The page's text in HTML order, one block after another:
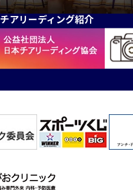
チアリーディング紹介